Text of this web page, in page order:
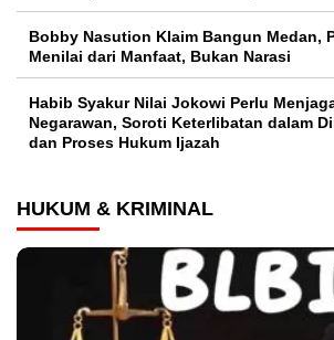
Bobby Nasution Klaim Bangun Medan,
Menilai dari Manfaat, Bukan Narasi
Habib Syakur Nilai Jokowi Perlu
Negarawan, Soroti Keterlibatan dalam
dan Proses Hukum Ijazah
HUKUM & KRIMINAL